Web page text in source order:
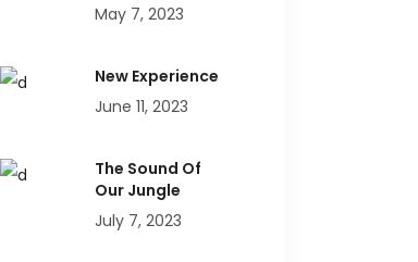
May 7, 2023
New Experience
June 11, 2023
The Sound Of
Our Jungle
July 7, 2023